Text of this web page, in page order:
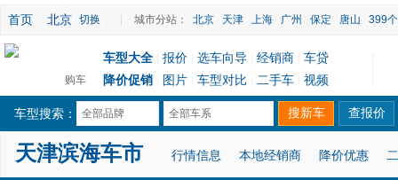
首页 北京 切换 城市分站： 北京 天津 上海 广州 保定 唐山 399
购车
车型大全 报价 选车向导 经销商
车贷
降价促销
图片 车型对比 二手车 视频
车型搜索： 全部品牌 全部车系
天津滨海车市 行情信息 本地经销商 降价优惠